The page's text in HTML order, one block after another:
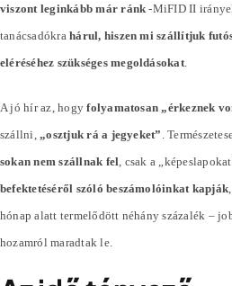
viszont leginkább már ránk -MiFID II
tanácsadókrahárul, hiszen mi szállítjuk
eléréséhez szükséges megoldásokat.
A jó hír az, hogyfolyamatosan „érkeznek
szállni,„osztjuk rá a jegyeket” .
sokan nem szállnak fel , csak a
befektetéséről szóló beszámolóinkat kapják
hónap alatt termelődött néhányszázalék –
hozamról maradtak le.